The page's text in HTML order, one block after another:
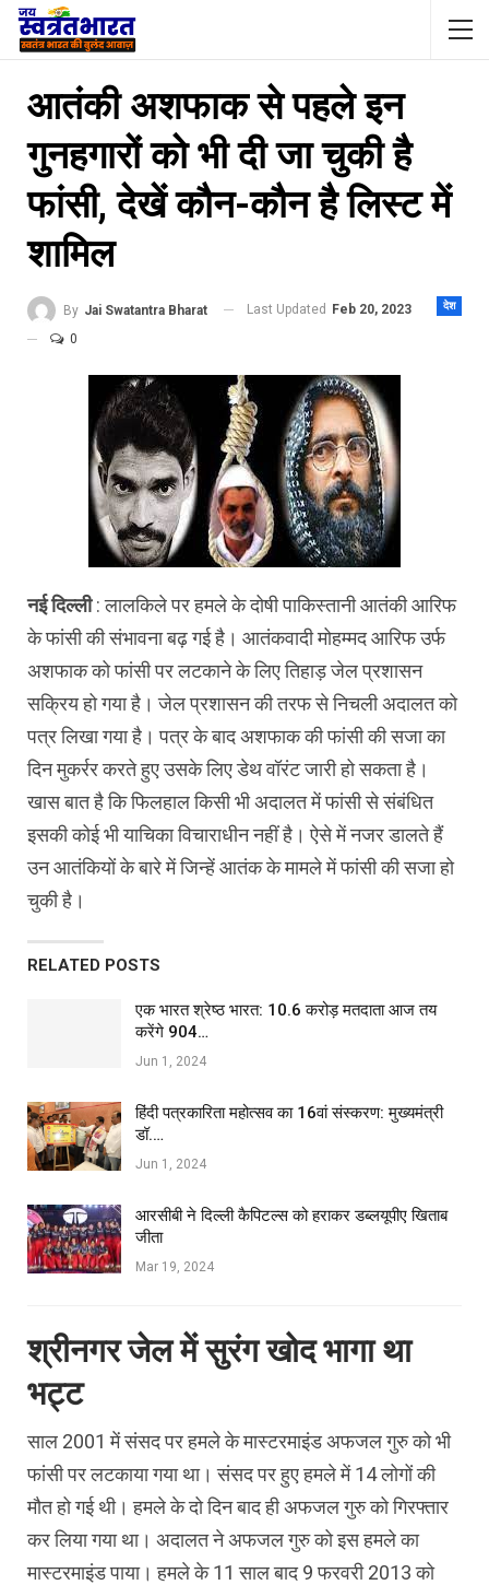
आतंकी अशफाक से पहले इन
गुनहगारों को भी दी जा चुकी है
फांसी, देखें कौन-कौन है लिस्ट में
शामिल
देश
By Jai Swatantra Bharat Last Updated
Feb 20, 2023
0
नई दिल्ली: लालकिले पर हमले के दोषी पाकिस्तानी आतंकी आरिफ
के फांसी की संभावना बढ़ गई है। आतंकवादी मोहम्मद आरिफ उर्फ
अशफाक को फांसी पर लटकाने के लिए तिहाड़ जेल प्रशासन
सक्रिय हो गया है। जेल प्रशासन की तरफ से निचली अदालत को
पत्र लिखा गया है। पत्र के बाद अशफाक की फांसी की सजा का
दिन मुकर्रर करते हुए उसके लिए डेथ वॉरंट जारी हो सकता है।
खास बात है कि फिलहाल किसी भी अदालत में फांसी से संबंधित
इसकी कोई भी याचिका विचाराधीन नहीं है। ऐसे में नजर डालते हैं
उन आतंकियों के बारे में जिन्हें आतंक के मामले में फांसी की सजा हो
चुकी है।
RELATED POSTS
एक भारत श्रेष्ठ भारत: 10.6 करोड़ मतदाता आज तय
करेंगे 904…
Jun 1, 2024
हिंदी पत्रकारिता महोत्सव का 16वां संस्करण: मुख्यमंत्री
डॉ.…
Jun 1, 2024
आरसीबी ने दिल्ली कैपिटल्स को हराकर डब्लयूपीए खिताब
जीता
Mar 19, 2024
श्रीनगर जेल में सुरंग खोद भागा था
भट्ट
साल 2001 में संसद पर हमले के मास्टरमाइंड अफजल गुरु को भी
फांसी पर लटकाया गया था। संसद पर हुए हमले में 14 लोगों की
मौत हो गई थी। हमले के दो दिन बाद ही अफजल गुरु को गिरफ्तार
कर लिया गया था। अदालत ने अफजल गुरु को इस हमले का
मास्टरमाइंड पाया। हमले के 11 साल बाद 9 फरवरी 2013 को